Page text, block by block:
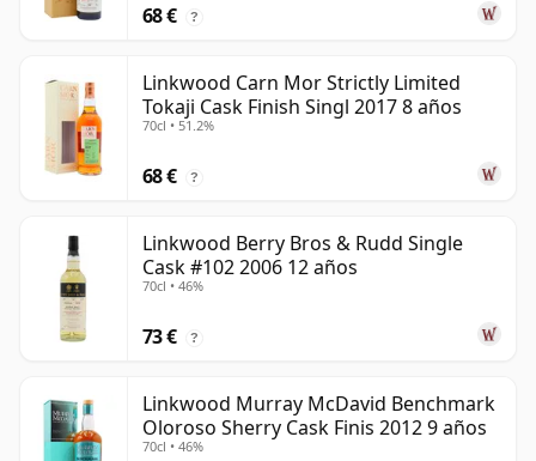
68 € ?
Linkwood Carn Mor Strictly Limited
Tokaji Cask Finish Singl 2017 8 años
70cl • 51.2%
68 € ?
Linkwood Berry Bros & Rudd Single
Cask #102 2006 12 años
70cl • 46%
73 € ?
Linkwood Murray McDavid Benchmark
Oloroso Sherry Cask Finis 2012 9 años
70cl • 46%